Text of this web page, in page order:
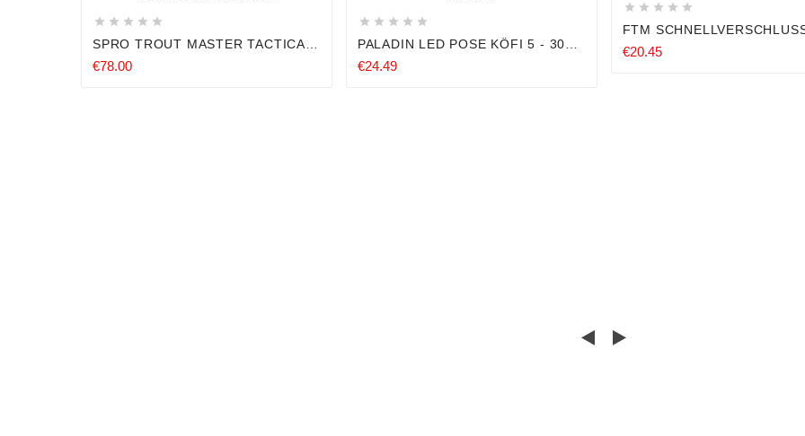
    
SPRO TROUT MASTER TACTICAL
FORELLENRUTE SBIROLINO
€78.00
    
PALADIN LED POSE KÖFI 5 - 30G
KÖDERFISCHPOSE HECHT
€24.49
    
FTM
EINHÄNGER WOBBLER
€20.45